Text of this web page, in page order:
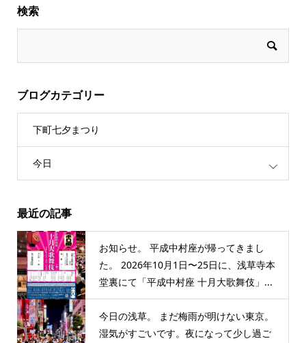
検索
ブログカテゴリー
下町七夕まつり
今日
最近の記事
お知らせ。 平成中村座が帰ってきまし
た。 2026年10月1日〜25日に、浅草寺本
堂裏にて「平成中村座 十月大歌舞伎」...
今日の浅草。 まだ梅雨が明けない東京。
湿気がすごいです。夜になって少し過ご